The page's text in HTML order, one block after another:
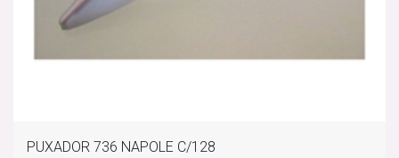
PUXADOR 736 NAPOLE C/128